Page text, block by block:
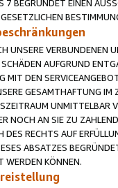
7 BEGRÜNDET EINEN
UNSERE VERBUNDENEN
AUFGRUND
MIT DEN
GESAMTHAFTUNG IM
UNMITTELBAR
NOCH AN SIE ZU
DES RECHTS AUF
ABSATZES
WERDEN KÖNNEN.